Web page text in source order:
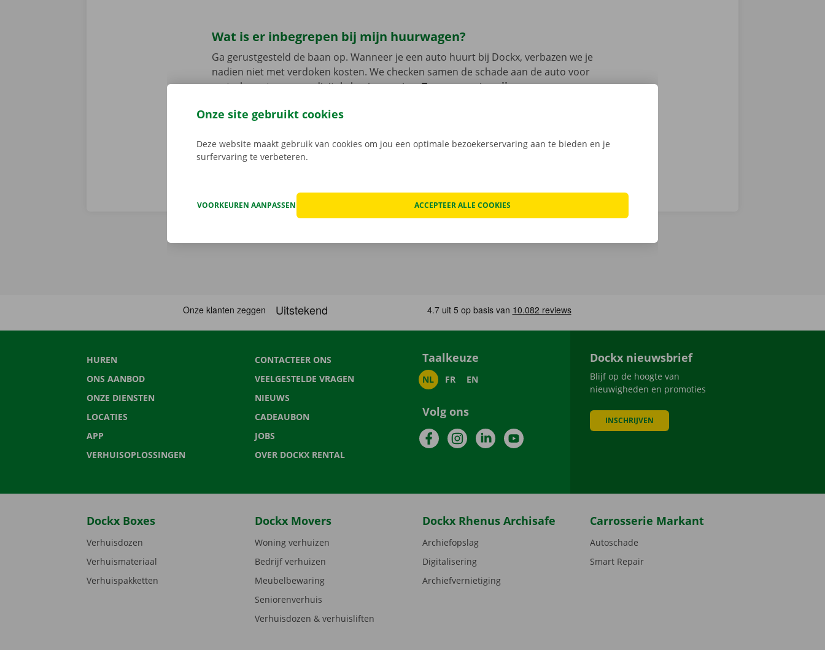
Wat is er inbegrepen bij mijn huurwagen?
Ga gerustgesteld de baan op. Wanneer je een auto huurt bij Dockx, verbazen we je
nadien niet met verdoken kosten. We checken samen de schade aan de auto voor
vertrek en sturen een digitale kopie naar jou.Transparante prijzen en een
onderweg? Dan staat er 24/7 assistentie en pechverhelping voor je klaar.
HUREN
ONS AANBOD
ONZE DIENSTEN
LOCATIES
APP
VERHUISOPLOSSINGEN
CONTACTEER ONS
VEELGESTELDE VRAGEN
NIEUWS
CADEAUBON
JOBS
OVER DOCKX RENTAL
Taalkeuze
NL FR EN
Volg ons
FacebookInstagramLinkedInYouTube
Dockx nieuwsbrief
Blijf op de hoogte van
nieuwigheden en promoties
INSCHRIJVEN
Dockx Boxes
Verhuisdozen
Verhuismateriaal
Verhuispakketten
Dockx Movers
Woning verhuizen
Bedrijf verhuizen
Meubelbewaring
Seniorenverhuis
Verhuisdozen & verhuisliften
Dockx Rhenus Archisafe
Archiefopslag
Digitalisering
Archiefvernietiging
Carrosserie Markant
Autoschade
Smart Repair
Onze site gebruikt cookies
Deze website maakt gebruik van cookies om jou een optimale bezoekerservaring aan te bieden en je
surfervaring te verbeteren.
VOORKEUREN AANPASSEN ACCEPTEER ALLE COOKIES